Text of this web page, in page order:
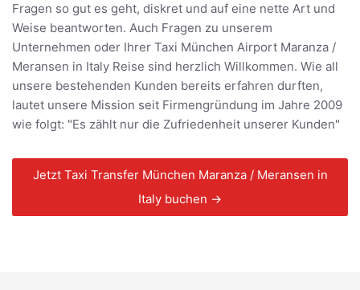
Fragen so gut es geht, diskret und auf eine nette Art und
Weise beantworten. Auch Fragen zu unserem
Unternehmen oder Ihrer Taxi München Airport Maranza /
Meransen in Italy Reise sind herzlich Willkommen. Wie all
unsere bestehenden Kunden bereits erfahren durften,
lautet unsere Mission seit Firmengründung im Jahre 2009
wie folgt: "Es zählt nur die Zufriedenheit unserer Kunden"
Jetzt Taxi Transfer München Maranza / Meransen in
Italy buchen →